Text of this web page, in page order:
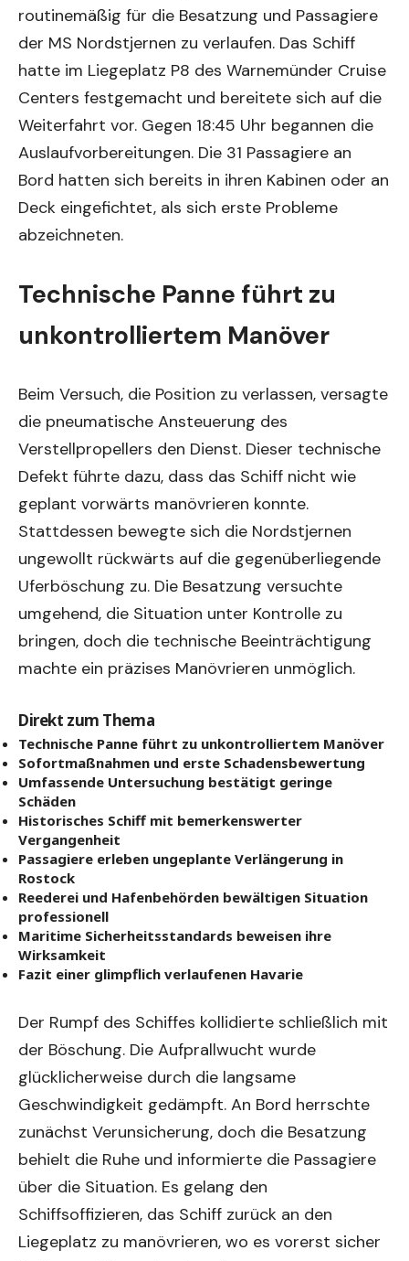
routinemäßig für die Besatzung und Passagiere
der MS Nordstjernen zu verlaufen. Das Schiff
hatte im Liegeplatz P8 des Warnemünder Cruise
Centers festgemacht und bereitete sich auf die
Weiterfahrt vor. Gegen 18:45 Uhr begannen die
Auslaufvorbereitungen. Die 31 Passagiere an
Bord hatten sich bereits in ihren Kabinen oder an
Deck eingefichtet, als sich erste Probleme
abzeichneten.
Technische Panne führt zu
unkontrolliertem Manöver
Beim Versuch, die Position zu verlassen, versagte
die pneumatische Ansteuerung des
Verstellpropellers den Dienst. Dieser technische
Defekt führte dazu, dass das Schiff nicht wie
geplant vorwärts manövrieren konnte.
Stattdessen bewegte sich die Nordstjernen
ungewollt rückwärts auf die gegenüberliegende
Uferböschung zu. Die Besatzung versuchte
umgehend, die Situation unter Kontrolle zu
bringen, doch die technische Beeinträchtigung
machte ein präzises Manövrieren unmöglich.
Direkt zum Thema
Technische Panne führt zu unkontrolliertem Manöver
Sofortmaßnahmen und erste Schadensbewertung
Umfassende Untersuchung bestätigt geringe
Schäden
Historisches Schiff mit bemerkenswerter
Vergangenheit
Passagiere erleben ungeplante Verlängerung in
Rostock
Reederei und Hafenbehörden bewältigen Situation
professionell
Maritime Sicherheitsstandards beweisen ihre
Wirksamkeit
Fazit einer glimpflich verlaufenen Havarie
Der Rumpf des Schiffes kollidierte schließlich mit
der Böschung. Die Aufprallwucht wurde
glücklicherweise durch die langsame
Geschwindigkeit gedämpft. An Bord herrschte
zunächst Verunsicherung, doch die Besatzung
behielt die Ruhe und informierte die Passagiere
über die Situation. Es gelang den
Schiffsoffizieren, das Schiff zurück an den
Liegeplatz zu manövrieren, wo es vorerst sicher